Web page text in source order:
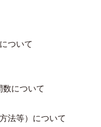
ついて
数について
法等）について